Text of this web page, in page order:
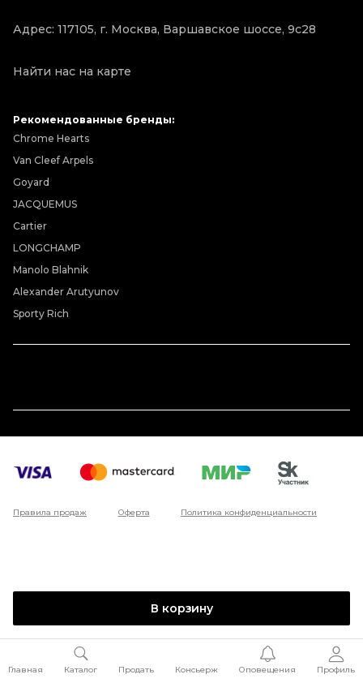
В корзину
Адрес: 117105, г. Москва, Варшавское шоссе, 9с28
Найти нас на карте
Рекомендованные бренды:
Chrome Hearts
Van Cleef Arpels
Goyard
JACQUEMUS
Cartier
LONGCHAMP
Manolo Blahnik
Alexander Arutyunov
Sporty Rich
Правила продаж Оферта Политика конфиденциальности
Главная Каталог Продать Консьерж Оповещения Профиль